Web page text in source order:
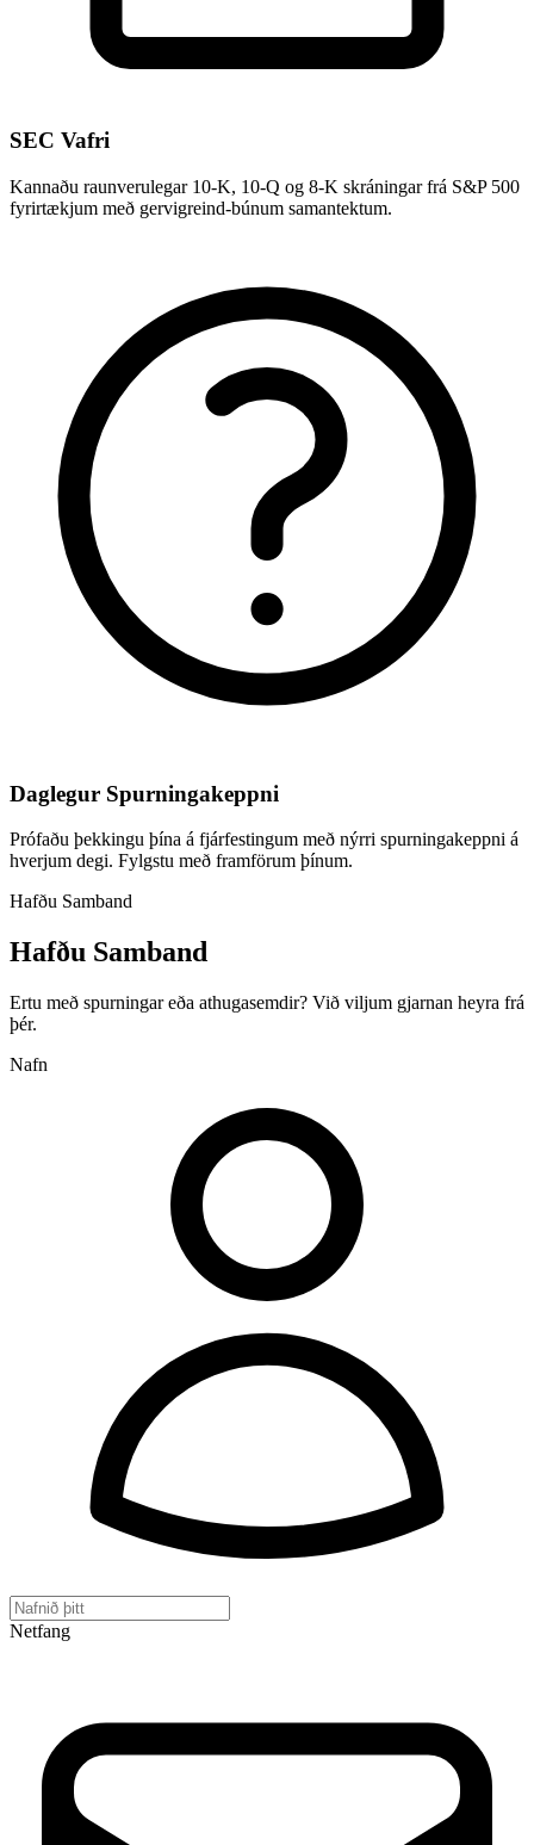
SEC Vafri
Kannaðu raunverulegar 10-K, 10-Q og 8-K skráningar frá S&P 500
fyrirtækjum með gervigreind-búnum samantektum.
Daglegur Spurningakeppni
Prófaðu þekkingu þína á fjárfestingum með nýrri spurningakeppni á
hverjum degi. Fylgstu með framförum þínum.
Hafðu Samband
Hafðu Samband
Ertu með spurningar eða athugasemdir? Við viljum gjarnan heyra frá
þér.
Nafn
Netfang